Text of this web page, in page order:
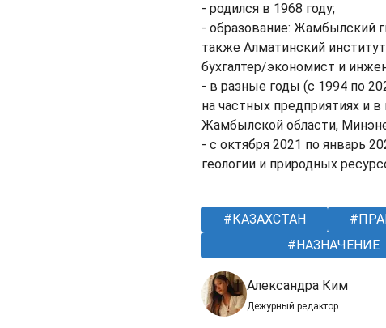
- родился в 1968 году;
- образование: Жамбылский
также Алматинский
бухгалтер/экономист и
- в разные годы (с 1994 по
на частных предприятиях и
Жамбылской области,
- с октября 2021 по январь
геологии и природных
КАЗАХСТАН
НАЗНАЧЕНИЕ
Александра Ким
Дежурный редактор